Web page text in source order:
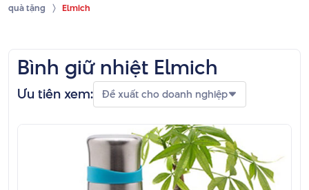
quà tặng
Elmich
Bình giữ nhiệt Elmich
Ưu tiên xem: Đề xuất cho doanh nghiệp